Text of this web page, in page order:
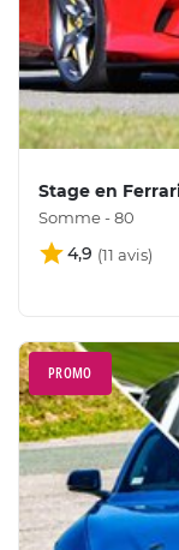
Stage en
Somme - 80
4,9
PROMO